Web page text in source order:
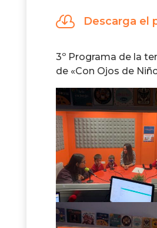
 Descarga el
3º Programa de la
de «Con Ojos de